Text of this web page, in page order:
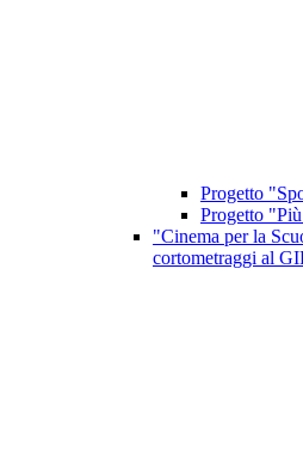
Progetto
Progetto
"Cinema per la
cortometraggi al